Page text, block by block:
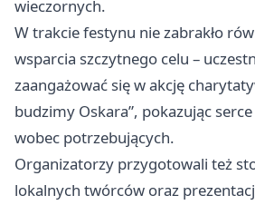
wieczornych.
W trakcie festynu nie zabrakło
wsparcia szczytnego celu –
zaangażować się w akcję
budzimy Oskara”, pokazując
wobec potrzebujących.
Organizatorzy przygotowali też
lokalnych twórców oraz